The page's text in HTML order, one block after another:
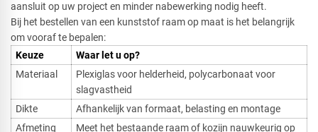
aansluit op uw project en minder nabewerking nodig heeft.
Bij het bestellen van een kunststof raam op maat is het belangrijk
om vooraf te bepalen:
Keuze
Waar let u op?
Materiaal
Plexiglas voor helderheid, polycarbonaat voor
slagvastheid
Dikte
Afhankelijk van formaat, belasting en montage
Afmeting
Meet het bestaande raam of kozijn nauwkeurig op